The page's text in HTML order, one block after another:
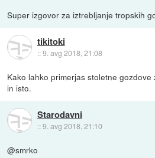
Super izgovor za iztrebljanje tropskih
tikitoki
::9. avg 2018, 21:08
Kako lahko primerjas stoletne
in isto.
Starodavni
::9. avg 2018, 21:10
@smrko